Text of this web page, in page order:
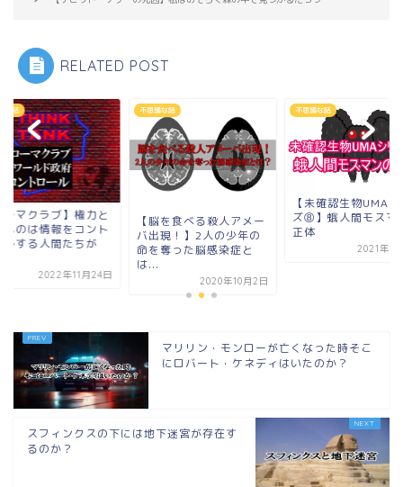
RELATED POST
な話
を食べる殺人アメー
現！】2人の少年の
奪った脳感染症と
2020年10月2日
不思議な話
ズ⑧】蛾人間モスマンの
正体
2021年3月31日
不思議な話
【ローマクラブ】権
いうものは情報をコ
ロールする人間たち
マリリン・モンローが亡くなった時そこ
にロバート・ケネディはいたのか？
スフィンクスの下には地下迷宮が存在す
るのか？